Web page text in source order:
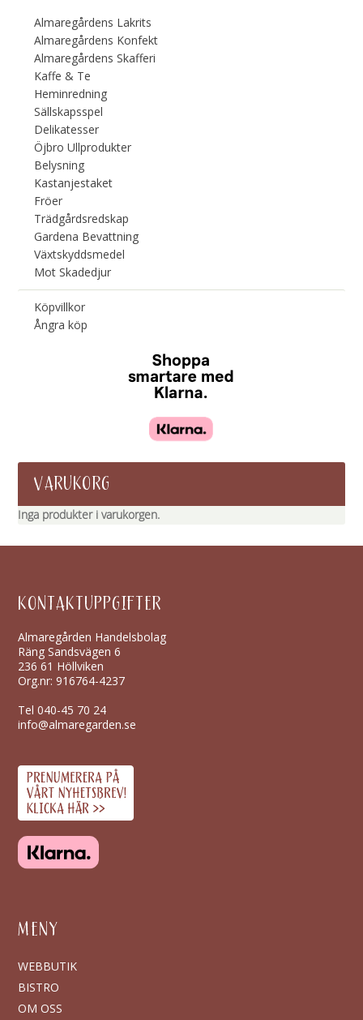
Almaregårdens Lakrits
Almaregårdens Konfekt
Almaregårdens Skafferi
Kaffe & Te
Heminredning
Sällskapsspel
Delikatesser
Öjbro Ullprodukter
Belysning
Kastanjestaket
Fröer
Trädgårdsredskap
Gardena Bevattning
Växtskyddsmedel
Mot Skadedjur
Köpvillkor
Ångra köp
VARUKORG
Inga produkter i varukorgen.
KONTAKTUPPGIFTER
Almaregården Handelsbolag
Räng Sandsvägen 6
236 61 Höllviken
Org.nr: 916764-4237
Tel040-45 70 24
info@almaregarden.se
MENY
WEBBUTIK
BISTRO
OM OSS